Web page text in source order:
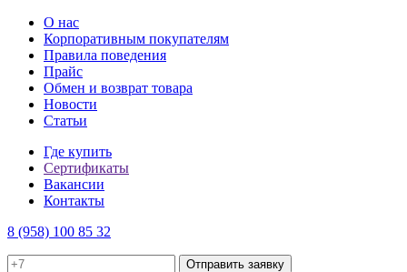
О нас
Корпоративным покупателям
Правила поведения
Прайс
Обмен и возврат товара
Новости
Статьи
Где купить
Сертификаты
Вакансии
Контакты
8 (958) 100 85 32
Отправить заявку